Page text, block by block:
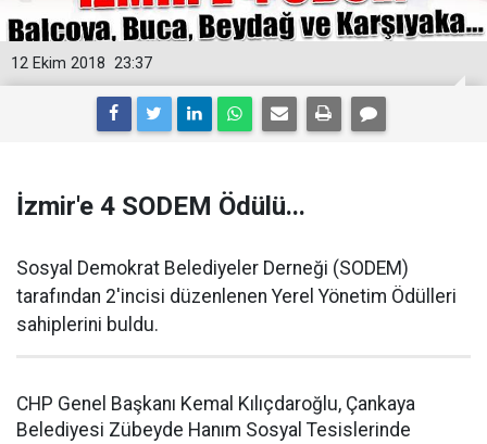
23:37
12 Ekim 2018
İzmir'e 4 SODEM Ödülü...
Sosyal Demokrat Belediyeler Derneği (SODEM)
tarafından 2'incisi düzenlenen Yerel Yönetim Ödülleri
sahiplerini buldu.
CHP Genel Başkanı Kemal Kılıçdaroğlu, Çankaya
Belediyesi Zübeyde Hanım Sosyal Tesislerinde